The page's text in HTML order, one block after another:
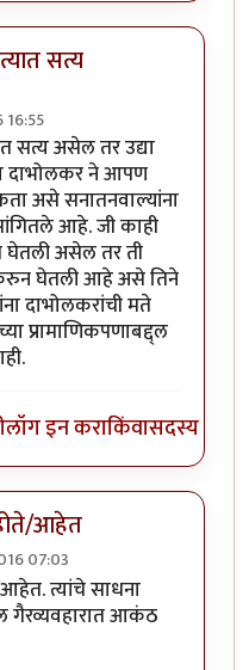
सत्य
आहेbyगामा पैलवान
सत्य असेल तर उद्या
दाभोलकर ने आपण
असे सनातनवाल्यांना
आहे. जी काही
घेतली असेल तर ती
करुन घेतली आहे असे तिने
दाभोलकरांची मते
प्रामाणिकपणाबद्द्ल
लॉग इन कराकिंवासदस्य व्हा
आहेत
07:03
byगामा पैलवान
त्यांचे साधना
गैरव्यवहारात आकंठ